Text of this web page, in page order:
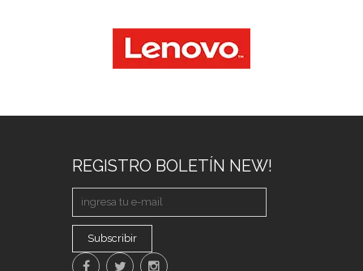
REGISTRO BOLETÍN NEW!
Subscribir